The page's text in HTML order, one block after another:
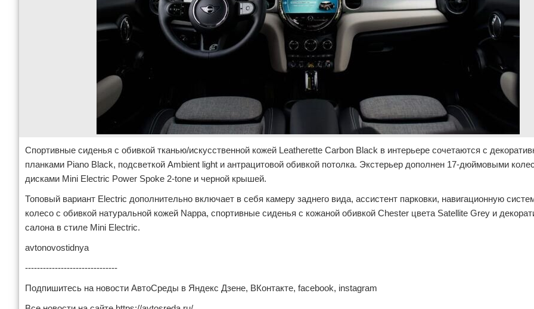
Спортивные сиденья с обивкой тканью/искусственной кожей Leatherette Carbon Black в интерьере сочетаются с
планками Piano Black, подсветкой Ambient light и антрацитовой обивкой потолка. Экстерьер дополнен 17-дюймовыми
дисками Mini Electric Power Spoke 2-tone и черной крышей.
Топовый вариант Electric дополнительно включает в себя камеру заднего вида, ассистент парковки, навигационную
колесо с обивкой натуральной кожей Nappa, спортивные сиденья с кожаной обивкой Chester цвета Satellite Grey и
салона в стиле Mini Electric.
avtonovostidnya
-------------------------------
Подпишитесь на новости АвтоСреды в Яндекс Дзене, ВКонтакте, facebook, instagram